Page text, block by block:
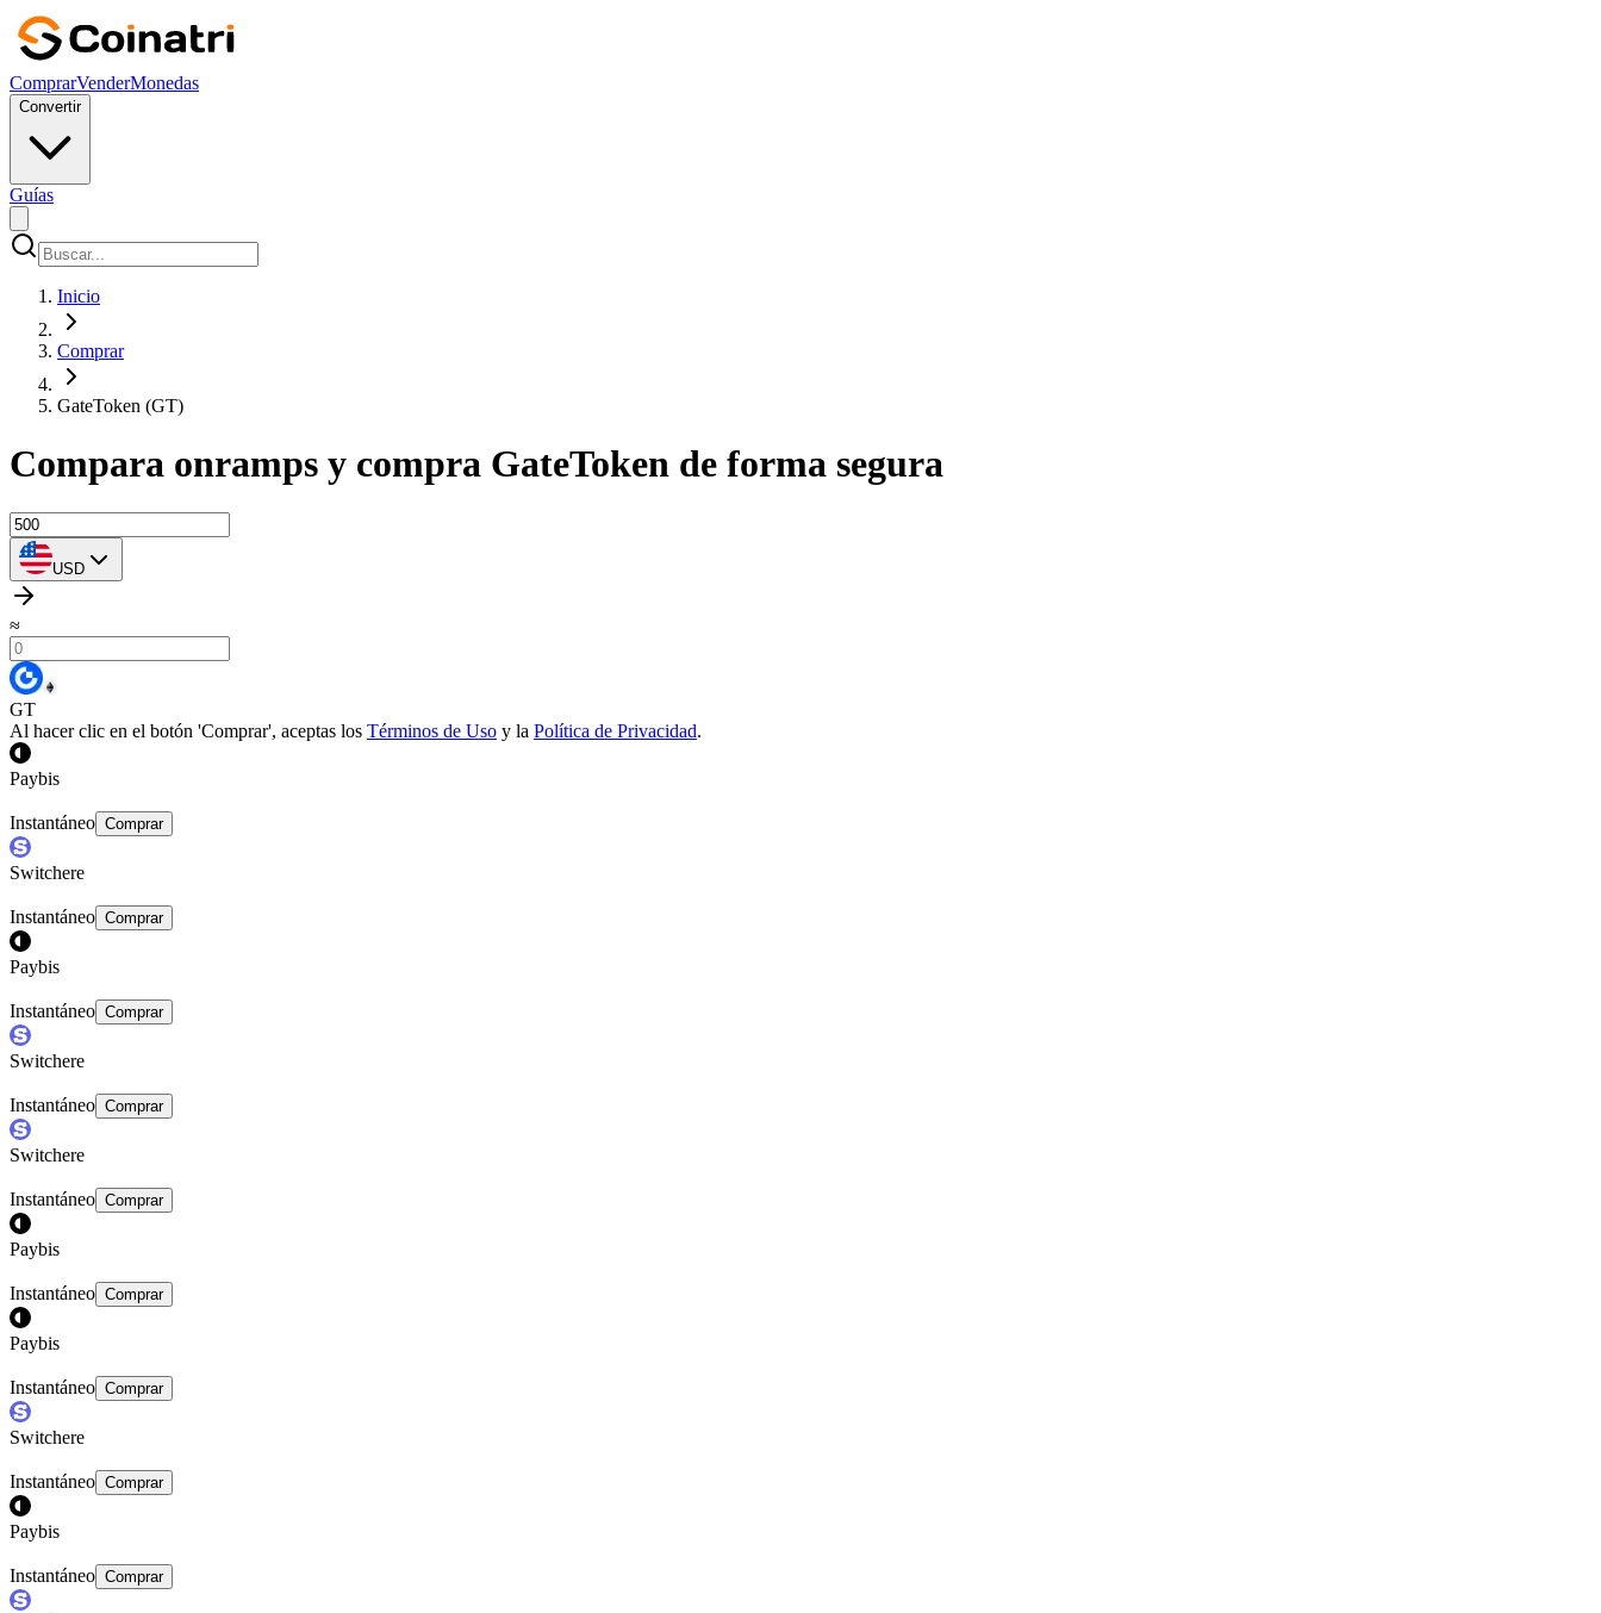
ComprarVenderMonedas
Convertir
Guías
Inicio
Comprar
GateToken (GT)
Compara onramps y compra GateToken de forma segura
USD
≈
GT
Al hacer clic en el botón 'Comprar', aceptas los Términos de Uso y la Política de Privacidad.
Paybis
Instantáneo Comprar
Switchere
Instantáneo Comprar
Paybis
Instantáneo Comprar
Switchere
Instantáneo Comprar
Switchere
Instantáneo Comprar
Paybis
Instantáneo Comprar
Paybis
Instantáneo Comprar
Switchere
Instantáneo Comprar
Paybis
Instantáneo Comprar